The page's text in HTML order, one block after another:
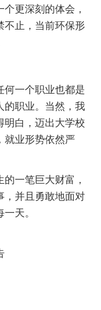
更深刻的体会，
不止，当前环保形
何一个职业也都是
的职业。当然，我
明白，迈出大学校
就业形势依然严
一笔巨大财富，
，并且勇敢地面对
天。